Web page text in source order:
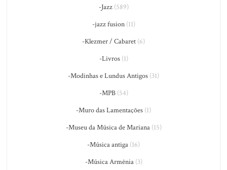
-Jazz(589)
-jazz fusion(11)
-Klezmer / Cabaret (6)
-Livros(1)
-Modinhas e Lundus Antigos (31)
-MPB(54)
-Muro das Lamentações (1)
-Museu da Música de Mariana(15)
-Música antiga (16)
-Música Armênia(3)